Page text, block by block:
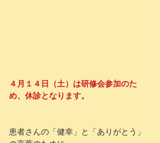
４月１４日（土）は研修会参加のた
め、休診となります。
患者さんの「健幸」と「ありがとう」